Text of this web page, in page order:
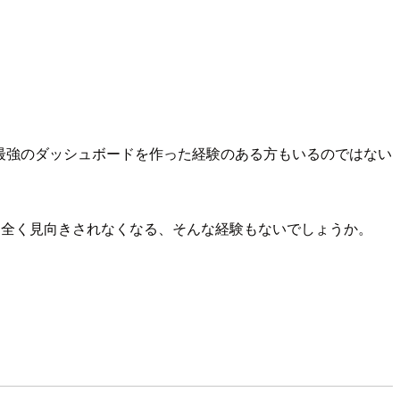
のダッシュボードを作った経験のある方もいるのではない
見向きされなくなる、そんな経験もないでしょうか。